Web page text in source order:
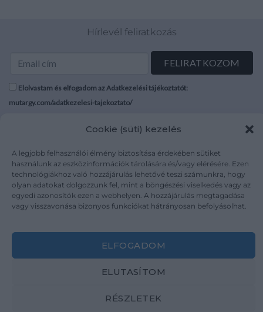
Cookie (süti) kezelés
A legjobb felhasználói élmény biztosítása érdekében sütiket
használunk az eszközinformációk tárolására és/vagy elérésére. Ezen
technológiákhoz való hozzájárulás lehetővé teszi számunkra, hogy
olyan adatokat dolgozzunk fel, mint a böngészési viselkedés vagy az
egyedi azonosítók ezen a webhelyen. A hozzájárulás megtagadása
vagy visszavonása bizonyos funkciókat hátrányosan befolyásolhat.
ELFOGADOM
ELUTASÍTOM
RÉSZLETEK
Hírlevél feliratkozás
Elolvastam és elfogadom az Adatkezelési tájékoztatót:
mutargy.com/adatkezelesi-tajekoztato/
Karrier
Kapcsolat
Áraink
Adatvédelem
Impresszum
Copyright 2026 ©Mutargy.com